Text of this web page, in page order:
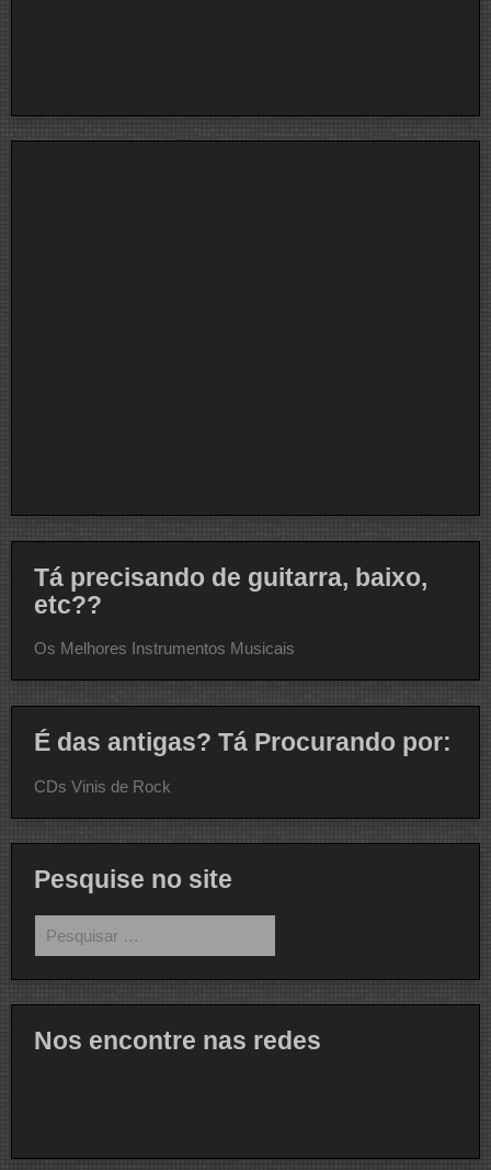
Tá precisando de guitarra, baixo,
etc??
Os Melhores Instrumentos Musicais
É das antigas? Tá Procurando por:
CDs Vinis de Rock
Pesquise no site
por:
Nos encontre nas redes